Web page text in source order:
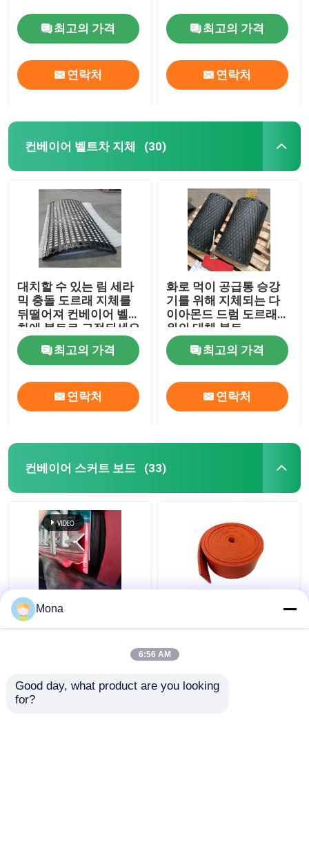
최고의 가격
연락처
최고의 가격
연락처
컨베이어 벨트차 지체 (30)
대치할 수 있는 림 세라
믹 충돌 도르래 지체를
뒤떨어져 컨베이어 벨트
차에 볼트로 고정되세요
최고의 가격
연락처
화로 먹이 공급통 승강
기를 위해 지체되는 다
이아몬드 드럼 도르래
위의 대체 볼트
최고의 가격
연락처
컨베이어 스커트 보드 (33)
봉합 컨베이어 스커트
보드 이원적 실 Ｙ 타입
Mona
6:56 AM
Good day, what product are you looking
for?